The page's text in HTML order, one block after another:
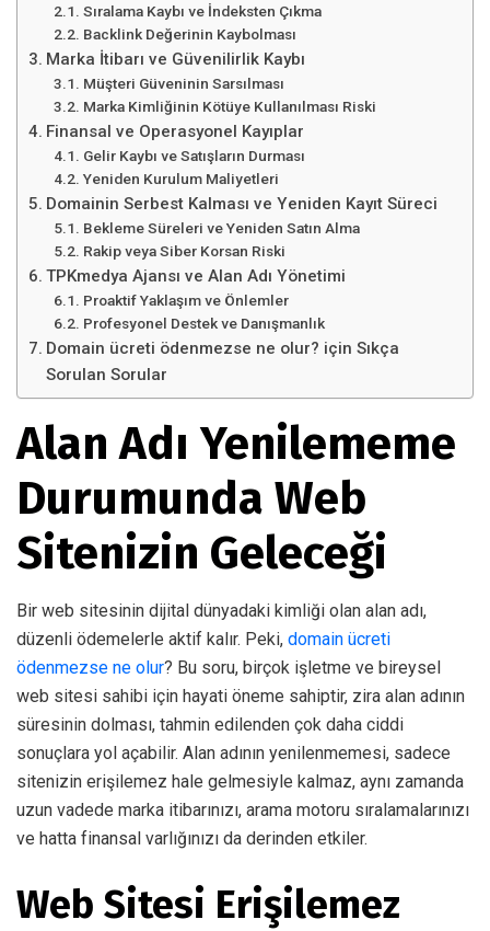
Sıralama Kaybı ve İndeksten Çıkma
Backlink Değerinin Kaybolması
Marka İtibarı ve Güvenilirlik Kaybı
Müşteri Güveninin Sarsılması
Marka Kimliğinin Kötüye Kullanılması Riski
Finansal ve Operasyonel Kayıplar
Gelir Kaybı ve Satışların Durması
Yeniden Kurulum Maliyetleri
Domainin Serbest Kalması ve Yeniden Kayıt Süreci
Bekleme Süreleri ve Yeniden Satın Alma
Rakip veya Siber Korsan Riski
TPKmedya Ajansı ve Alan Adı Yönetimi
Proaktif Yaklaşım ve Önlemler
Profesyonel Destek ve Danışmanlık
Domain ücreti ödenmezse ne olur? için Sıkça
Sorulan Sorular
Alan Adı Yenilememe
Durumunda Web
Sitenizin Geleceği
Bir web sitesinin dijital dünyadaki kimliği olan alan adı,
düzenli ödemelerle aktif kalır. Peki, domain ücreti
ödenmezse ne olur? Bu soru, birçok işletme ve bireysel
web sitesi sahibi için hayati öneme sahiptir, zira alan adının
süresinin dolması, tahmin edilenden çok daha ciddi
sonuçlara yol açabilir. Alan adının yenilenmemesi, sadece
sitenizin erişilemez hale gelmesiyle kalmaz, aynı zamanda
uzun vadede marka itibarınızı, arama motoru sıralamalarınızı
ve hatta finansal varlığınızı da derinden etkiler.
Web Sitesi Erişilemez